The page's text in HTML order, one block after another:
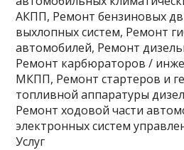
АКПП, Ремонт бензиновых
выхлопных систем, Ремонт
автомобилей, Ремонт
Ремонт карбюраторов /
МКПП, Ремонт стартеров и
топливной аппаратуры
Ремонт ходовой части
электронных систем
Услуг